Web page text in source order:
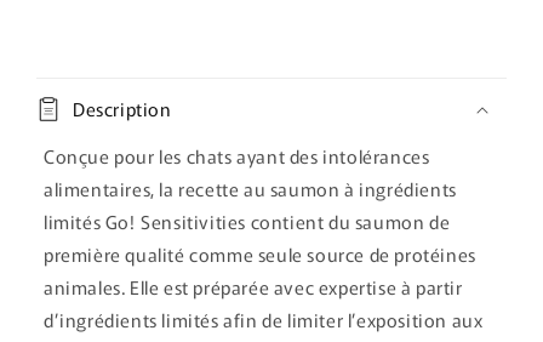
o
n
t
e
n
u
é
Description
Conçue pour les chats ayant des intolérances
alimentaires, la recette au saumon à ingrédients
limités Go! Sensitivities contient du saumon de
première qualité comme seule source de protéines
animales. Elle est préparée avec expertise à partir
d’ingrédients limités afin de limiter l’exposition aux